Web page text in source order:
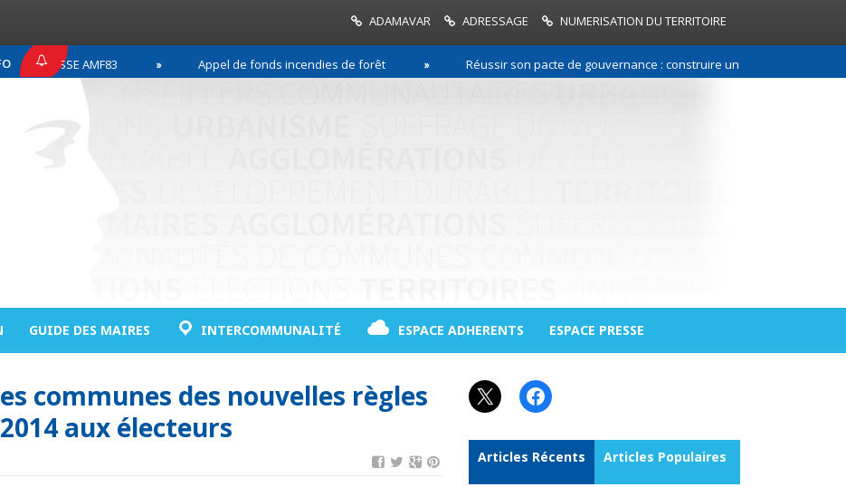
ADAMAVAR ADRESSAGE NUMERISATION DU TERRITOIRE
PRESSE AMF83 Appel de fonds incendies de forêt Réussir son pacte de gouvernance : construire une relation de
GUIDE DES MAIRES INTERCOMMUNALITÉ ESPACE ADHERENTS ESPACE PRESSE
communes des nouvelles règles
aux électeurs
X Facebook
Articles Récents Articles Populaires